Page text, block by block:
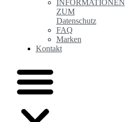
INFORMATIONEN
ZUM
Datenschutz
FAQ
Marken
Kontakt